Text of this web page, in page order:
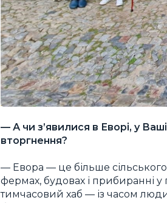
— А чи з’явилися в Еворі, у
вторгнення?
— Евора — це більше
фермах, будовах і прибиранні у
тимчасовий хаб — із часом